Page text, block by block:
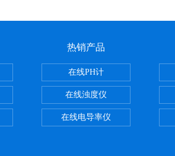
热销产品
在线PH计
在线浊度仪
在线电导率仪